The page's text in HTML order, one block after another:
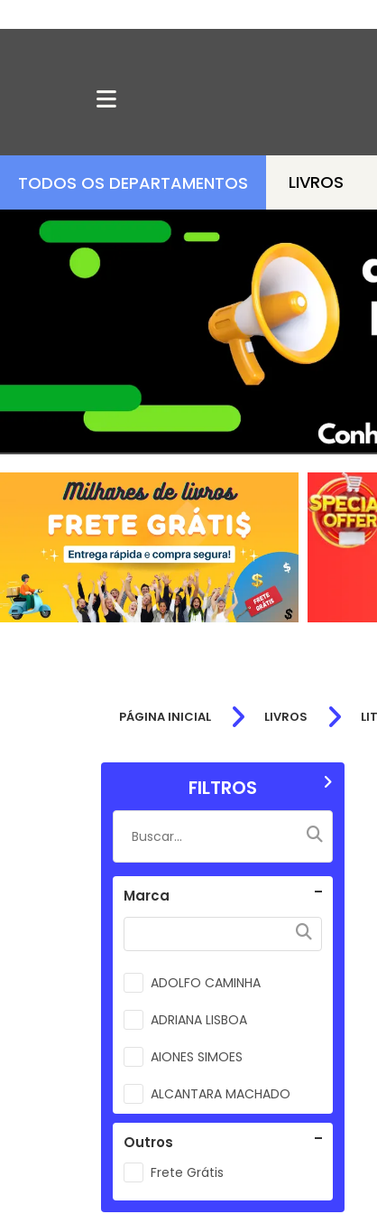
TODOS OS DEPARTAMENTOS LIVROS
PÁGINA INICIAL LIVROS
FILTROS
Marca
ADOLFO CAMINHA
ADRIANA LISBOA
AIONES SIMOES
ALCANTARA MACHADO
ALEXANDRE HECULANO
ALEXANDRE RIBEIRO
Outros
Frete Grátis